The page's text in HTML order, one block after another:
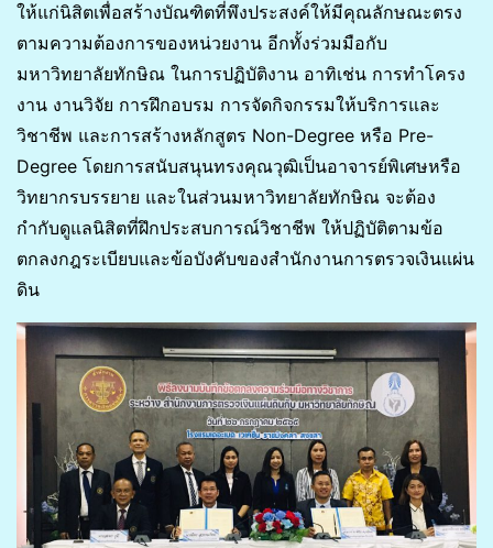
ให้แก่นิสิตเพื่อสร้างบัณฑิตที่พึงประสงค์ให้มีคุณลักษณะตรง
ตามความต้องการของหน่วยงาน อีกทั้งร่วมมือกับ
มหาวิทยาลัยทักษิณ ในการปฏิบัติงาน อาทิเช่น การทำโครง
งาน งานวิจัย การฝึกอบรม การจัดกิจกรรมให้บริการและ
วิชาชีพ และการสร้างหลักสูตร Non-Degree หรือ Pre-
Degree โดยการสนับสนุนทรงคุณวุฒิเป็นอาจารย์พิเศษหรือ
วิทยากรบรรยาย และในส่วนมหาวิทยาลัยทักษิณ จะต้อง
กำกับดูแลนิสิตที่ฝึกประสบการณ์วิชาชีพ ให้ปฏิบัติตามข้อ
ตกลงกฎระเบียบและข้อบังคับของสำนักงานการตรวจเงินแผ่น
ดิน